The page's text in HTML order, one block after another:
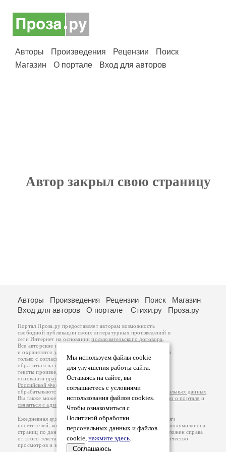
Авторы Произведения Рецензии
Поиск
Магазин
О портале Вход для авторов
Автор закрыл свою страницу
Мы используем файлы cookie
для улучшения работы сайта.
Оставаясь на сайте, вы
соглашаетесь с условиями
использования файлов cookies.
Чтобы ознакомиться с
Политикой обработки
персональных данных и файлов
cookie, нажмите здесь.
Соглашаюсь
Авторы Произведения Рецензии Поиск
Магазин
Вход для авторов
О портале Стихи.ру Проза.ру
Портал Проза.ру предоставляет авторам возможность
свободной публикации своих литературных произведений в
сети Интернет на основаниипользовательского договора
Все авторские права на произведения принадлежат авторам
и охраняются законом
. Перепечатка произведений возможна
только с согласия его автора, к которому вы можете
обратиться на его авторской странице. Ответственность за
тексты произведений авторы несут самостоятельно на
основанииправил публикацииизаконодательства
Российской Федерации
обрабатываются на основанииПолитики обработки персональных данных
Вы также можете посмотреть более подробнуюинформацию о портале и
связаться с администрацией
Ежедневная аудитория портала Проза.ру – порядка 100 тысяч
посетителей, которые в общей сумме просматривают более полумиллиона
страниц по данным счетчика посещаемости, который расположен справа
от этого текста. В каждой графе указано по две цифры: количество
просмотров и количество посетителей.